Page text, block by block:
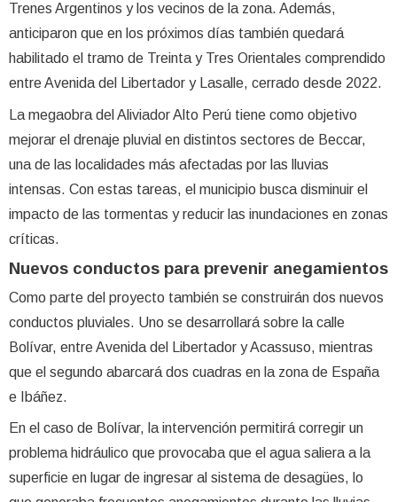
Trenes Argentinos y los vecinos de la zona. Además,
anticiparon que en los próximos días también quedará
habilitado el tramo de Treinta y Tres Orientales comprendido
entre Avenida del Libertador y Lasalle, cerrado desde 2022.
La megaobra del Aliviador Alto Perú tiene como objetivo
mejorar el drenaje pluvial en distintos sectores de Beccar,
una de las localidades más afectadas por las lluvias
intensas. Con estas tareas, el municipio busca disminuir el
impacto de las tormentas y reducir las inundaciones en zonas
críticas.
Nuevos conductos para prevenir anegamientos
Como parte del proyecto también se construirán dos nuevos
conductos pluviales. Uno se desarrollará sobre la calle
Bolívar, entre Avenida del Libertador y Acassuso, mientras
que el segundo abarcará dos cuadras en la zona de España
e Ibáñez.
En el caso de Bolívar, la intervención permitirá corregir un
problema hidráulico que provocaba que el agua saliera a la
superficie en lugar de ingresar al sistema de desagües, lo